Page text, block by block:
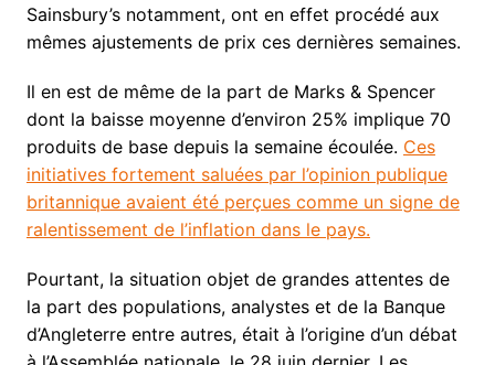
Sainsbury’s notamment, ont en effet procédé aux
mêmes ajustements de prix ces dernières semaines.
Il en est de même de la part de Marks & Spencer
dont la baisse moyenne d’environ 25% implique 70
produits de base depuis la semaine écoulée. Ces
initiatives fortement saluées par l’opinion publique
britannique avaient été perçues comme un signe de
ralentissement de l’inflation dans le pays.
Pourtant, la situation objet de grandes attentes de
la part des populations, analystes et de la Banque
d’Angleterre entre autres, était à l’origine d’un débat